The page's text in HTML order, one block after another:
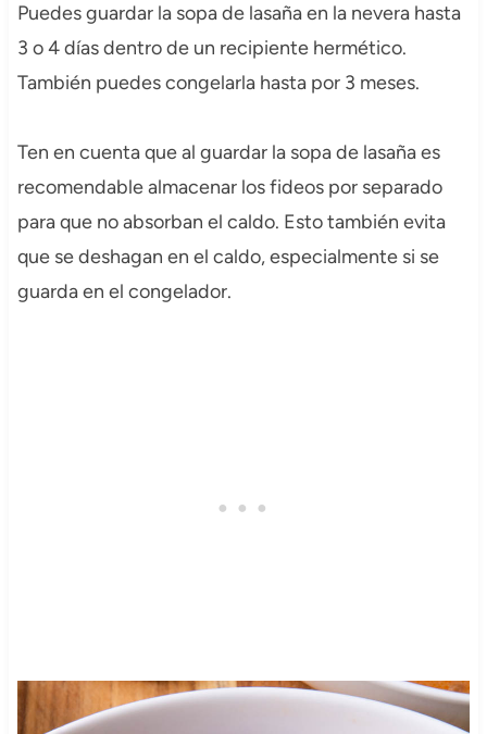
Puedes guardar la sopa de lasaña en la nevera hasta
3 o 4 días dentro de un recipiente hermético.
También puedes congelarla hasta por 3 meses.
Ten en cuenta que al guardar la sopa de lasaña es
recomendable almacenar los fideos por separado
para que no absorban el caldo. Esto también evita
que se deshagan en el caldo, especialmente si se
guarda en el congelador.